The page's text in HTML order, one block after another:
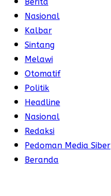
Nasional
Kalbar
Sintang
Melawi
Otomatif
Politik
Headline
Nasional
Redaksi
Pedoman Media Siber
Beranda